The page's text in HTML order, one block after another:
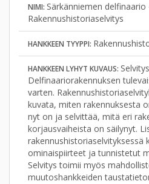
NIMI: Särkänniemen delfinaario
Rakennushistoriaselvitys
HANKKEEN TYYPPI:
HANKKEEN LYHYT KUVAUS:
Delfinaariorakennuksen
varten.
kuvata, miten rakennuksesta
nyt on ja selvittää, mitä eri
korjausvaiheista on säilynyt.
rakennushistoriaselvityksessä
ominaispiirteet ja tunnistetut
Selvitys toimii myös
muutoshankkeiden